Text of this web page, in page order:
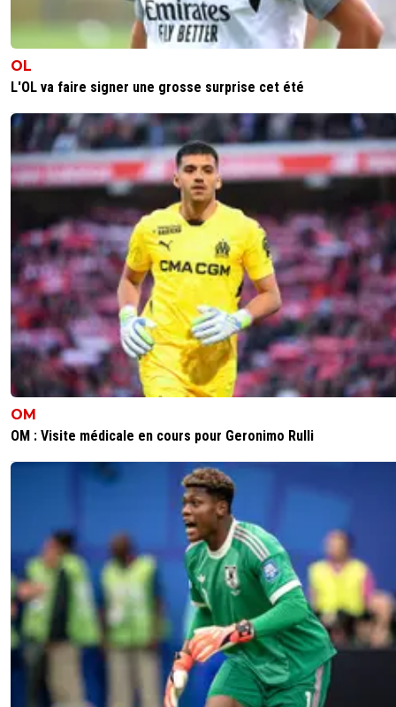
OL
L'OL va faire signer une grosse surprise cet été
OM
OM : Visite médicale en cours pour Geronimo Rulli